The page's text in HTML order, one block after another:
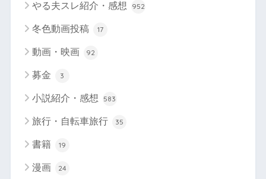
やる夫スレ紹介・感想 952
冬色動画投稿 17
動画・映画 92
募金 3
小説紹介・感想 583
旅行・自転車旅行 35
書籍 19
漫画 24